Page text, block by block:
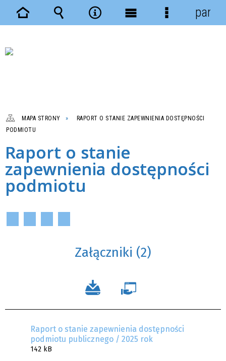
MAPA STRONY
RAPORT O STANIE ZAPEWNIENIA DOSTĘPNOŚCI
PODMIOTU
Raport o stanie
zapewnienia dostępności
podmiotu
Załączniki (2)
Raport o stanie zapewnienia dostępności
podmiotu publicznego / 2025 rok
142 kB
Strona Wyszukiwarka
NarzędziaMenu
Menu
panel